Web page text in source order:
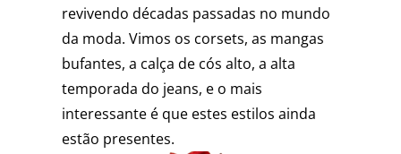
revivendo décadas passadas no mundo
da moda. Vimos os corsets, as mangas
bufantes, a calça de cós alto, a alta
temporada do jeans, e o mais
interessante é que estes estilos ainda
estão presentes.